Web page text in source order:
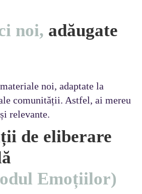
noi, adăugate
noi, adaptate la
comunității. Astfel, ai mereu
relevante.
de eliberare
Emoțiilor)